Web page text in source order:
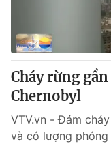
Cháy rừng
Chernobyl
VTV.vn - Đám
và có lượng